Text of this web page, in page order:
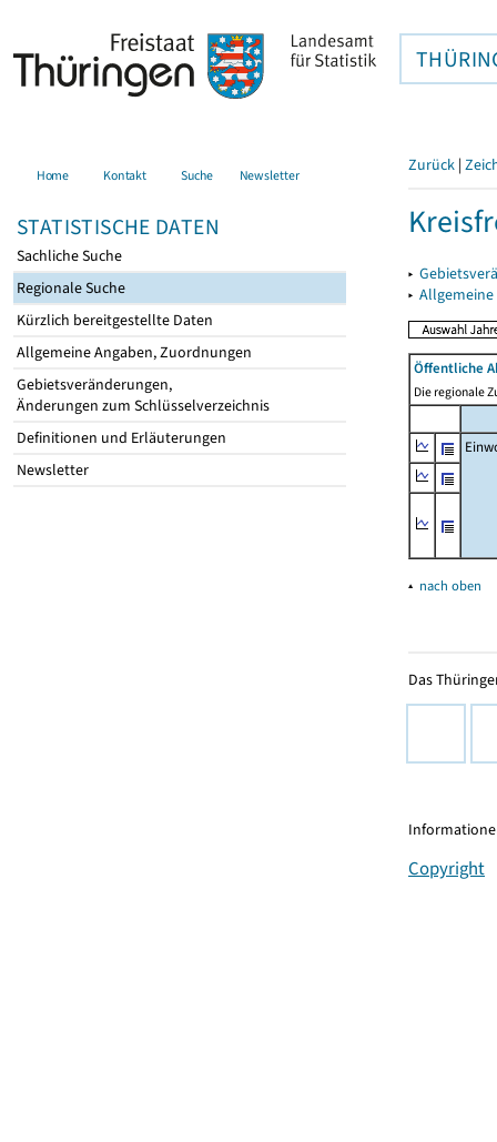
Home Kontakt Suche Newsletter
STATISTISCHE DATEN
Sachliche Suche
Regionale Suche
Kürzlich bereitgestellte Daten
Allgemeine Angaben, Zuordnungen
Gebietsveränderungen,
Änderungen zum Schlüsselverzeichnis
Definitionen und Erläuterungen
Newsletter
Zurück |
▸
▸
Öffentliche
Die regionale
▴ nach oben
Das
Copyright